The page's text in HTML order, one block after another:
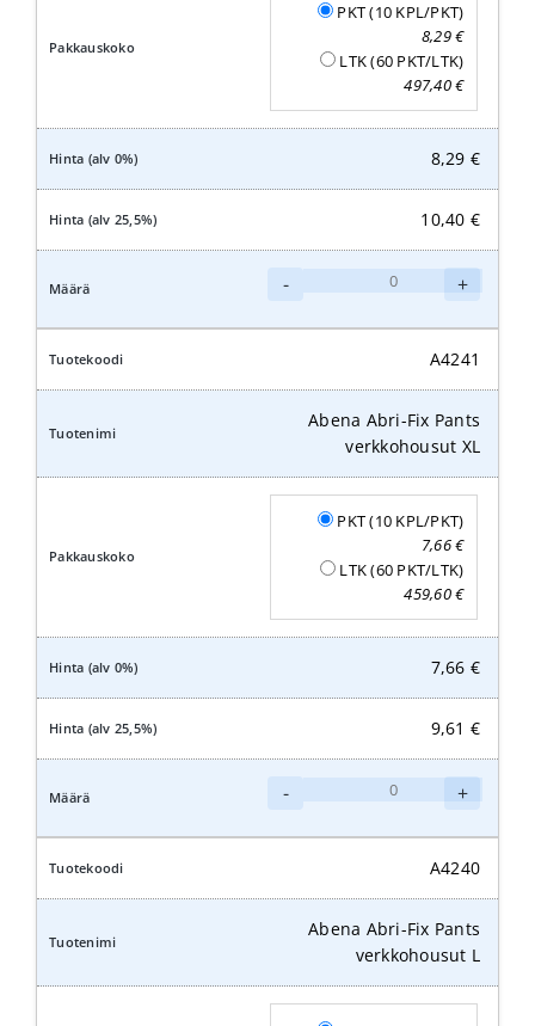
PKT (10 KPL/PKT)
8,29€
LTK (60 PKT/LTK)
497,40€
8,29 €
10,40 €
-
Fix
verkkohousut
XXL
+
A4241
Abena Abri-Fix Pants
verkkohousut XL
PKT (10 KPL/PKT)
7,66€
LTK (60 PKT/LTK)
459,60€
7,66 €
9,61 €
-
Fix
verkkohousut
XL
+
A4240
Abena Abri-Fix Pants
verkkohousut L